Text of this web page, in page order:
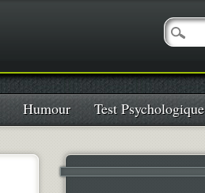
Humour Test Psychologique